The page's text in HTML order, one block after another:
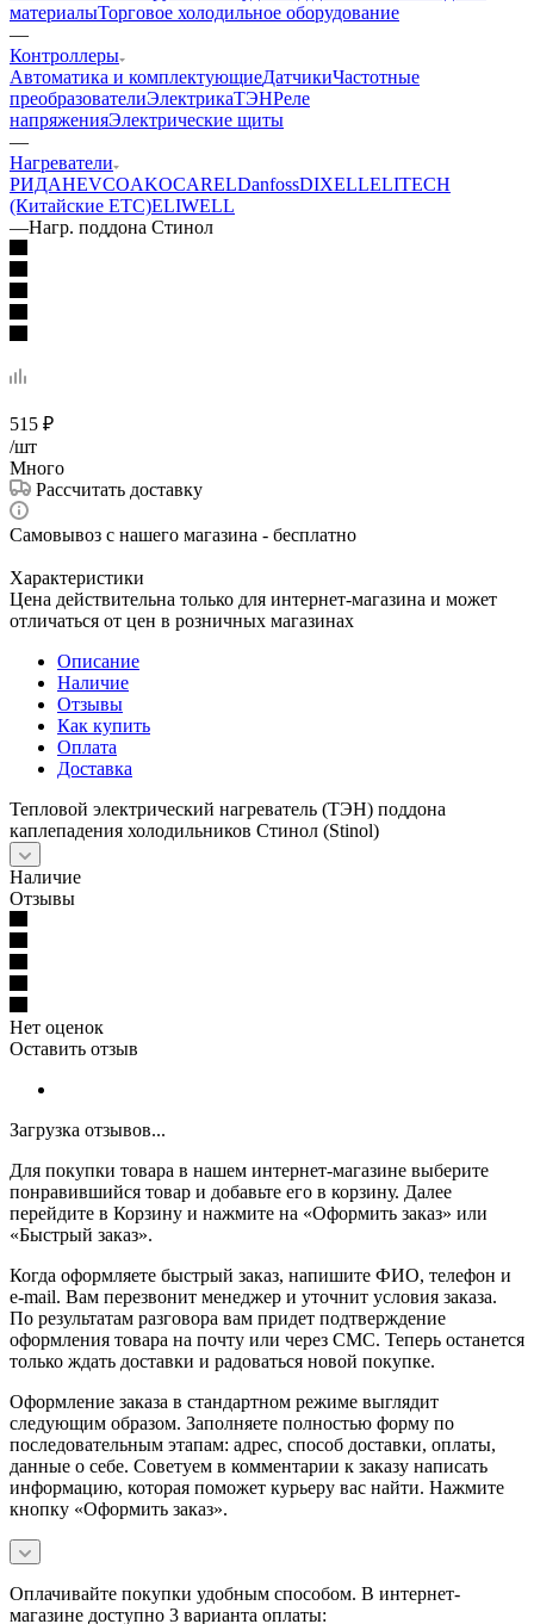
материалыТорговое холодильное оборудование
—
Контроллеры
Автоматика и комплектующиеДатчикиЧастотные
преобразователиЭлектрикаТЭНРеле
напряженияЭлектрические щиты
—
Нагреватели
РИДАНEVCOAKOCARELDanfossDIXELLELITECH
(Китайские ETC)ELIWELL
—Нагр. поддона Стинол
515 ₽
/шт
Много
Рассчитать доставку
Самовывоз с нашего магазина - бесплатно
Характеристики
Цена действительна только для интернет-магазина и может
отличаться от цен в розничных магазинах
Описание
Наличие
Отзывы
Как купить
Оплата
Доставка
Тепловой электрический нагреватель (ТЭН) поддона
каплепадения холодильников Стинол (Stinol)
Наличие
Отзывы
Нет оценок
Оставить отзыв
Загрузка отзывов...
Для покупки товара в нашем интернет-магазине выберите
понравившийся товар и добавьте его в корзину. Далее
перейдите в Корзину и нажмите на «Оформить заказ» или
«Быстрый заказ».
Когда оформляете быстрый заказ, напишите ФИО, телефон и
e-mail. Вам перезвонит менеджер и уточнит условия заказа.
По результатам разговора вам придет подтверждение
оформления товара на почту или через СМС. Теперь останется
только ждать доставки и радоваться новой покупке.
Оформление заказа в стандартном режиме выглядит
следующим образом. Заполняете полностью форму по
последовательным этапам: адрес, способ доставки, оплаты,
данные о себе. Советуем в комментарии к заказу написать
информацию, которая поможет курьеру вас найти. Нажмите
кнопку «Оформить заказ».
Оплачивайте покупки удобным способом. В интернет-
магазине доступно 3 варианта оплаты: